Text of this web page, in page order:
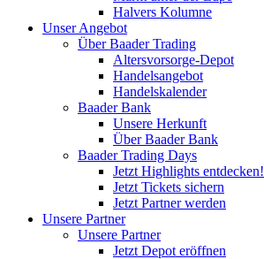
Halvers Kolumne
Unser Angebot
Über Baader Trading
Altersvorsorge-Depot
Handelsangebot
Handelskalender
Baader Bank
Unsere Herkunft
Über Baader Bank
Baader Trading Days
Jetzt Highlights entdecken!
Jetzt Tickets sichern
Jetzt Partner werden
Unsere Partner
Unsere Partner
Jetzt Depot eröffnen